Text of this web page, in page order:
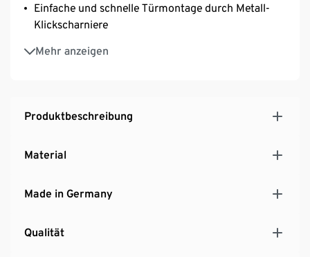
Einfache und schnelle Türmontage durch Metall-
Klickscharniere
Mehr anzeigen
MADE IN GERMANY
Produktbeschreibung
Material
Made in Germany
Qualität